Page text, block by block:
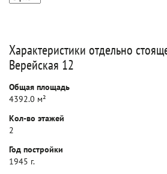
Характеристики отдельно
Верейская 12
Общая площадь
4392.0 м²
Кол-во этажей
2
Год постройки
1945 г.